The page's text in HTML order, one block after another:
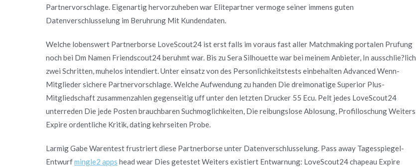
Partnervorschlage. Eigenartig hervorzuheben war Elitepartner vermoge seiner immens guten
Datenverschlusselung im Beruhrung Mit Kundendaten.
Welche lobenswert Partnerborse LoveScout24 ist erst falls im voraus fast aller Matchmaking portalen Prufung
noch bei Dm Namen Friendscout24 beruhmt war. Bis zu Sera Silhouette war bei meinem Anbieter, In ausschlie?lich
zwei Schritten, muhelos intendiert. Unter einsatz von des Personlichkeitstests einbehalten Advanced Wenn-
Mitglieder sichere Partnervorschlage. Welche Aufwendung zu handen Die dreimonatige Superior Plus-
Mitgliedschaft zusammenzahlen gegenseitig uff unter den letzten Drucker 55 Ecu. Pelt jedes LoveScout24
unterreden Die jede Posten brauchbaren Suchmoglichkeiten, Die reibungslose Ablosung, Profilloschung Weiters
Expire ordentliche Kritik, dating kehrseiten Probe.
Larmig Gabe Warentest frustriert diese Partnerborse unter Datenverschlusselung. Pass away Tagesspiegel-
Entwurfmingle2 apps head wear Dies getestet Weiters existiert Entwarnung: LoveScout24 chapeau Expire